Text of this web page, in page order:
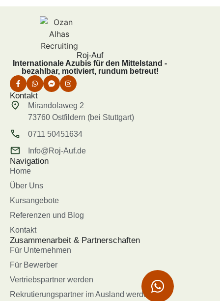
Roj-Auf
Internationale Azubis für den Mittelstand -
bezahlbar, motiviert, rundum betreut!
Kontakt
Mirandolaweg 2
73760 Ostfildern (bei Stuttgart)
0711 50451634
Info@Roj-Auf.de
Navigation
Home
Über Uns
Kursangebote
Referenzen und Blog
Kontakt
Zusammenarbeit & Partnerschaften
Für Unternehmen
Für Bewerber
Vertriebspartner werden
Rekrutierungspartner im Ausland werden